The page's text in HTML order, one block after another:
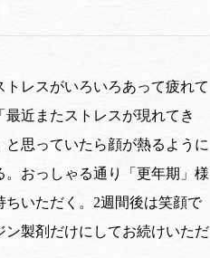
レスがいろいろあって疲れて
近またストレスが現れてき
思っていたら顔が熱るように
おっしゃる通り「更年期」様
いただく。2週間後は笑顔で
製剤だけにしてお続けいただ